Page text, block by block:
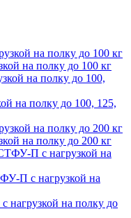
на полку до 100 кг
на полку до 100, 125,
на полку до 200 кг
П с нагрузкой на